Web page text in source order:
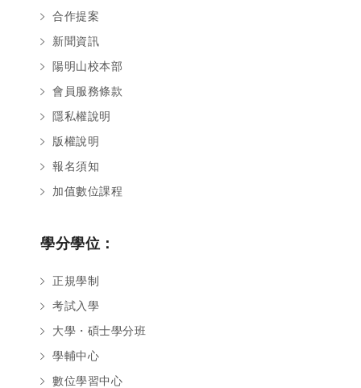
合作提案
新聞資訊
陽明山校本部
會員服務條款
隱私權說明
版權說明
報名須知
加值數位課程
學分學位：
正規學制
考試入學
大學・碩士學分班
學輔中心
數位學習中心